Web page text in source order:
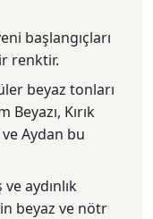
başlangıçları
renktir.
beyaz tonları
Kırık
Aydan bu
aydınlık
beyaz ve nötr